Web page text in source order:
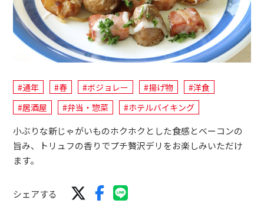
#通年 #春 #ボジョレー #揚げ物
#洋食
#居酒屋
#弁当・惣菜 #ホテルバイキング
小ぶりな新じゃがいものホクホクとした食感とベーコンの
旨み、トリュフの香りでプチ贅沢デリをお楽しみいただけ
ます。
シェアする